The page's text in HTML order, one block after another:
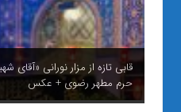
قابی تازه از مزار نورانی «آقای
حرم مطهر رضوی + عکس